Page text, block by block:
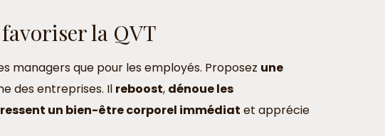
la QVT
managers que pour les employés. Proposez une
des entreprises. Il reboost, dénoue les
ressent un bien-être corporel immédiat et apprécie